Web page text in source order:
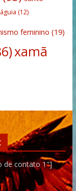
(12)
feminino (19)
xamã
de contato 1"]